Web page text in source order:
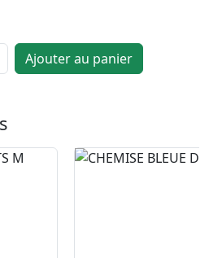
Ajouter au panier